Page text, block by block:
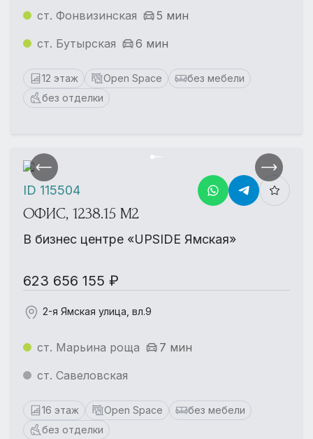
ст. Фонвизинская
5 мин
ст. Бутырская
6 мин
12 этаж Open Space
без мебели
без отделки
ОФИС, 1238.15 М2
В бизнес центре «UPSIDE Ямская»
623 656 155 ₽
2-я Ямская улица, вл.9
ст. Марьина роща
7 мин
ст. Савеловская
16 этаж Open Space
без мебели
без отделки
ID 115504